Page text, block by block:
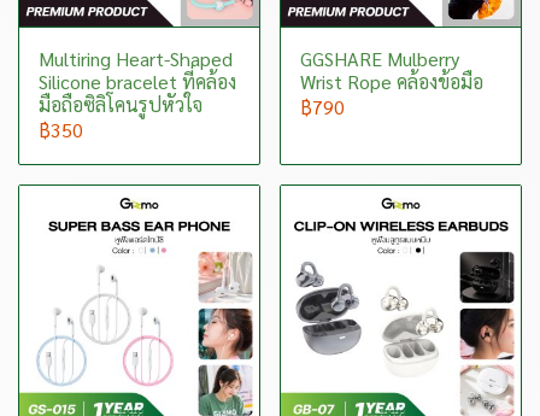
Multiring Heart-Shaped
Silicone bracelet ที่คล้อง
มือถือซิลิโคนรูปหัวใจ
฿350
GGSHARE Mulberry
Wrist Rope คล้องข้อมือ
฿790